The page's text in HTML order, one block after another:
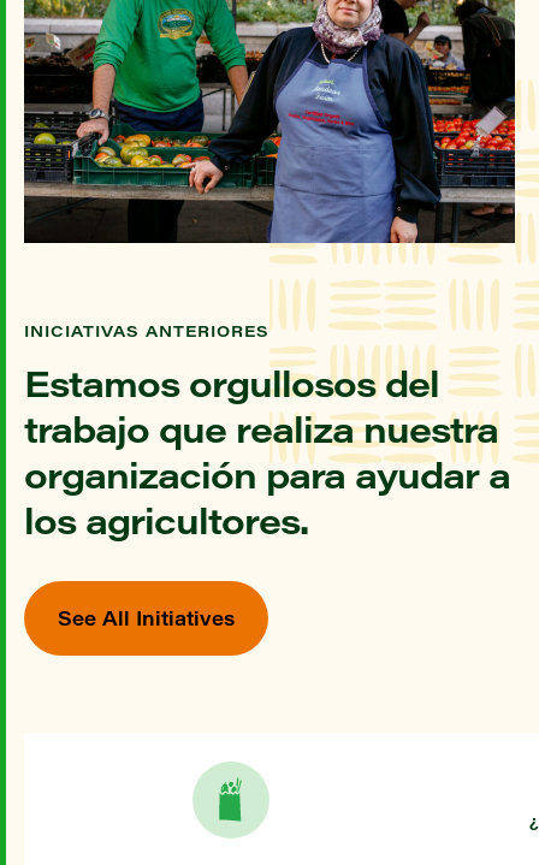
INICIATIVAS ANTERIORES
Estamos orgullosos del
trabajo que realiza nuestra
organización para ayudar a
los agricultores.
See All Initiatives